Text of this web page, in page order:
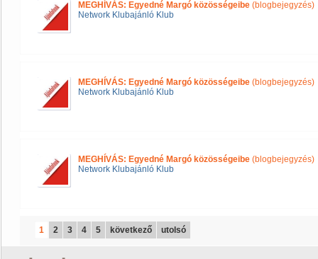
MEGHÍVÁS: Egyedné Margó közösségeibe (blogbejegyzés)
Network Klubajánló Klub
MEGHÍVÁS: Egyedné Margó közösségeibe (blogbejegyzés)
Network Klubajánló Klub
MEGHÍVÁS: Egyedné Margó közösségeibe (blogbejegyzés)
Network Klubajánló Klub
1 2 3 4 5 következő utolsó